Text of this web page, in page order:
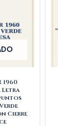
1960
Letra
Cierre